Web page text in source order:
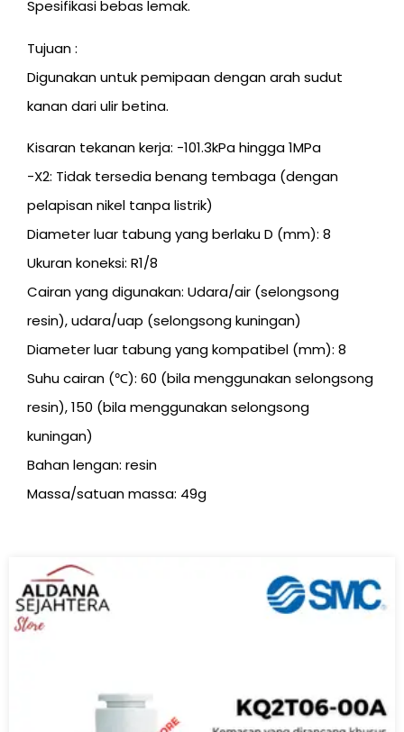
Spesifikasi bebas lemak.
Tujuan :
Digunakan untuk pemipaan dengan arah sudut
kanan dari ulir betina.
Kisaran tekanan kerja: -101.3kPa hingga 1MPa
-X2: Tidak tersedia benang tembaga (dengan
pelapisan nikel tanpa listrik)
Diameter luar tabung yang berlaku D (mm): 8
Ukuran koneksi: R1/8
Cairan yang digunakan: Udara/air (selongsong
resin), udara/uap (selongsong kuningan)
Diameter luar tabung yang kompatibel (mm): 8
Suhu cairan (℃): 60 (bila menggunakan selongsong
resin), 150 (bila menggunakan selongsong
kuningan)
Bahan lengan: resin
Massa/satuan massa: 49g